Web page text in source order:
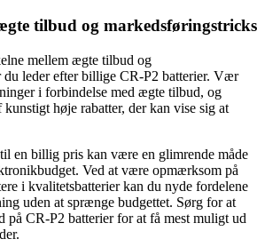
tilbud og markedsføringstricks
mellem ægte tilbud og
du leder efter billige CR-P2 batterier. Vær
i forbindelse med ægte tilbud, og
høje rabatter, der kan vise sig at
en billig pris kan være en glimrende måde
Ved at være opmærksom på
i kvalitetsbatterier kan du nyde fordelene
uden at sprænge budgettet. Sørg for at
på CR-P2 batterier for at få mest muligt ud